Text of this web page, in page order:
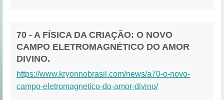
70 - A FÍSICA DA CRIAÇÃO: O NOVO
CAMPO ELETROMAGNÉTICO DO AMOR
DIVINO.
https://www.kryonnobrasil.com/news/a70-o-novo-
campo-eletromagnetico-do-amor-divino/